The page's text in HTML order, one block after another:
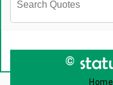
©
Home